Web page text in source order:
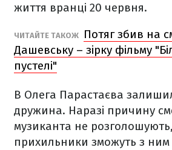
життя вранці 20 червня.
ЧИТАЙТЕ ТАКОЖ
Потяг збив на
Дашевську – зірку фільму
пустелі"
В Олега Парастаєва
дружина. Наразі причину
музиканта не
прихильники зможуть з